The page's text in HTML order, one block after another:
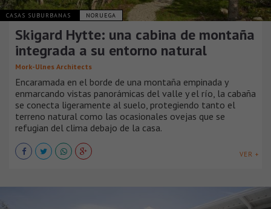
CASAS SUBURBANAS NORUEGA
Skigard Hytte: una cabina de montaña
integrada a su entorno natural
Mork-Ulnes Architects
Encaramada en el borde de una montaña empinada y
enmarcando vistas panorámicas del valle y el río, la cabaña
se conecta ligeramente al suelo, protegiendo tanto el
terreno natural como las ocasionales ovejas que se
refugian del clima debajo de la casa.
VER +